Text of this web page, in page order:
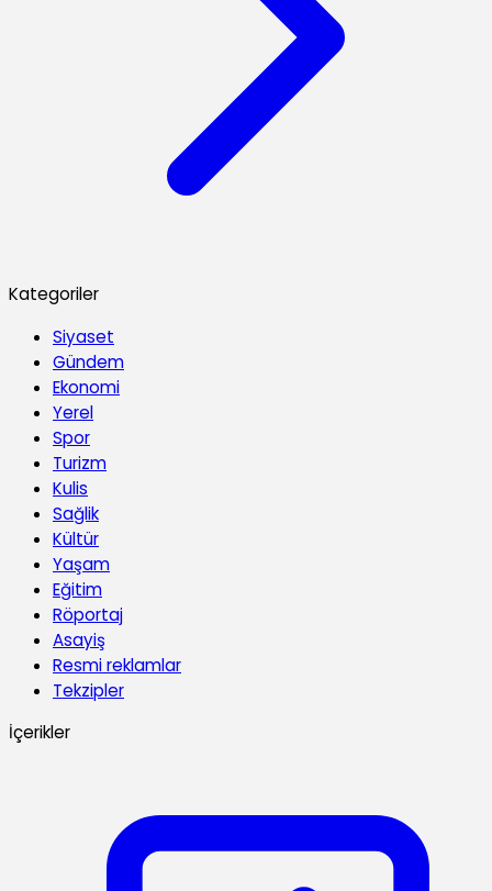
Kategoriler
Siyaset
Gündem
Ekonomi
Yerel
Spor
Turizm
Kulis
Sağlik
Kültür
Yaşam
Eğitim
Röportaj
Asayiş
Resmi reklamlar
Tekzipler
İçerikler